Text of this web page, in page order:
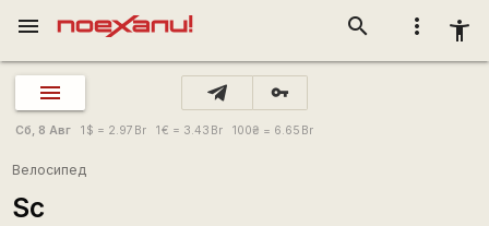
more_vert accessibility_new
search
menu
vpn_key
Сб, 8 Авг 1 $ = 2.97 Br 1€ = 3.43 Br 100₴ = 6.65 Br
Велосипед
Sc